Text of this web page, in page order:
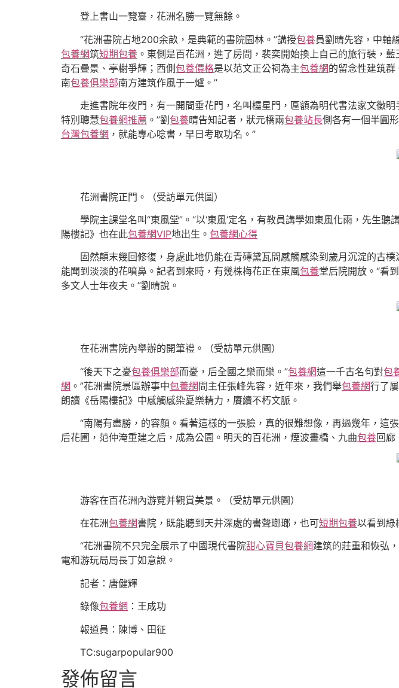
登上書山一覽臺，花洲名勝一覽無餘。
“花洲書院占地200余畝，是典範的書院園林。”講授包養員劉晴先容，中軸
包養網筑短期包養 。東側是百花洲，進了房間，裴奕開始換上自己的旅行裝，
奇石疊景、亭榭爭輝；西側包養價格是以范文正公祠為主包養網的留念性建筑群
南包養俱樂部南方建筑作風于一爐。”
走進書院年夜門，有一開間垂花門，名叫欞星門，匾額為明代書法家文徵
特別聰慧包養網推薦 。”劉 包養晴告知記者，狀元橋兩包養站長側各有一個半圓
台灣包養網 ，就能專心唸書，早日考取功名。”
花洲書院正門。（受訪單元供圖）
學院主課堂名叫“東風堂”。“以‘東風’定名，有教員講學如東風化雨，先生
陽樓記》也在此包養網VIP地出生。 包養網心得
固然顛末幾回修復，身處此地仍能在青磚黛瓦間感觸感染到歲月沉淀的古樸
能聞到淡淡的花噴鼻。記者到來時，有幾株梅花正在東風包養堂后院開放。“看
多文人士年夜夫。”劉晴說。
在花洲書院內舉辦的開筆禮。（受訪單元供圖）
“後天下之憂包養俱樂部而憂，后全國之樂而樂。”包養網這一千古名句對包
網 。”花洲書院景區辦事中包養網間主任張峰先容，近年來，我們舉包養網行了
朗讀《岳陽樓記》中感觸感染憂樂精力，賡續不朽文脈。
“南陽有盡勝，的容顏。看著這樣的一張臉，真的很難想像，再過幾年，這
后花圃，范仲淹重建之后，成為公園。明天的百花洲，煙波畫橋、九曲包養回廊
游客在百花洲內游覽并觀賞美景。（受訪單元供圖）
在花洲包養網書院，既能聽到天井深處的書聲瑯瑯，也可短期包養以看到綠
“花洲書院不只完全展示了中國現代書院甜心寶貝包養網建筑的莊重和恢弘
電和游玩局局長丁如意說。
記者：唐健輝
錄像包養網 ：王成功
報道員：陳博、田征
TC:sugarpopular900
發佈留言